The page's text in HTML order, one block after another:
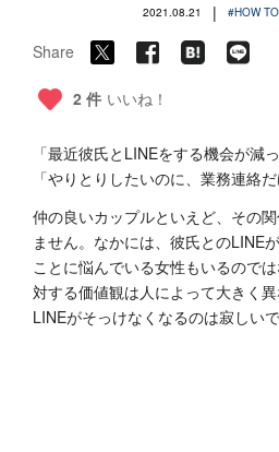
2021.08.21 | #HOW TO
Share
2 件 いいね！
「最近彼氏とLINEをする機会が減
「やりとりしたいのに、業務連絡
仲の良いカップルといえど、その
ません。なかには、彼氏とのLINE
ことに悩んでいる女性もいるので
対する価値観は人によって大きく
LINEがそっけなくなるのは寂しいで